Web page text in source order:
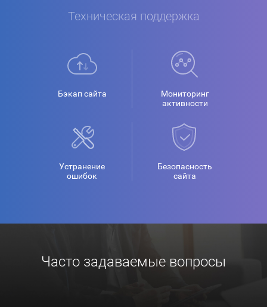
Техническая поддержка
Бэкап сайта
Мониторинг
активности
Устранение
ошибок
Безопасность
сайта
Часто задаваемые вопросы